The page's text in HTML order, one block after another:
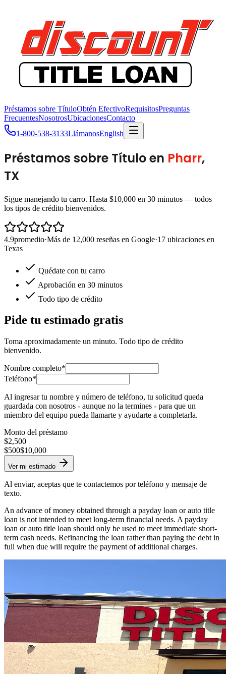
Préstamos sobre TítuloObtén EfectivoRequisitosPreguntas
FrecuentesNosotrosUbicacionesContacto
1-800-538-3133LlámanosEnglish
Préstamos sobre Título en Pharr,
TX
Sigue manejando tu carro. Hasta $10,000 en 30 minutos — todos
los tipos de crédito bienvenidos.
4.9promedio·Más de 12,000 reseñas en Google·17 ubicaciones en
Texas
Quédate con tu carro
Aprobación en 30 minutos
Todo tipo de crédito
Pide tu estimado gratis
Toma aproximadamente un minuto. Todo tipo de crédito
bienvenido.
Nombre completo*
Teléfono*
Al ingresar tu nombre y número de teléfono, tu solicitud queda
guardada con nosotros - aunque no la termines - para que un
miembro del equipo pueda llamarte y ayudarte a completarla.
Monto del préstamo
$2,500
$500$10,000
Ver mi estimado
Al enviar, aceptas que te contactemos por teléfono y mensaje de
texto.
An advance of money obtained through a payday loan or auto title
loan is not intended to meet long-term financial needs. A payday
loan or auto title loan should only be used to meet immediate short-
term cash needs. Refinancing the loan rather than paying the debt in
full when due will require the payment of additional charges.